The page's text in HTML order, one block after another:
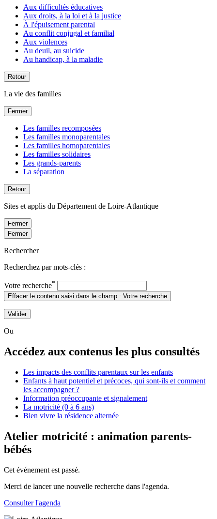
Aux difficultés éducatives
Aux droits, à la loi et à la justice
À l'épuisement parental
Au conflit conjugal et familial
Aux violences
Au deuil, au suicide
Au handicap, à la maladie
Retour
La vie des familles
Fermer
Les familles recomposées
Les familles monoparentales
Les familles homoparentales
Les familles solidaires
Les grands-parents
La séparation
Retour
Sites et applis du Département de Loire-Atlantique
Fermer
Fermer
Rechercher
Recherchez par mots-clés :
Votre recherche*
Effacer le contenu saisi dans le champ : Votre recherche
Valider
Ou
Accédez aux contenus les plus consultés
Les impacts des conflits parentaux sur les enfants
Enfants à haut potentiel et précoces, qui sont-ils et comment
les accompagner ?
Information préoccupante et signalement
La motricité (0 à 6 ans)
Bien vivre la résidence alternée
Atelier motricité : animation parents-
bébés
Cet événement est passé.
Merci de lancer une nouvelle recherche dans l'agenda.
Consulter l'agenda